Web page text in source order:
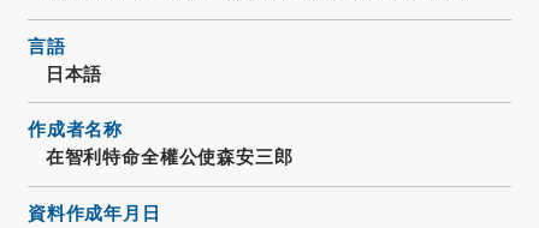
言語
日本語
作成者名称
在智利特命全權公使森安三郎
資料作成年月日